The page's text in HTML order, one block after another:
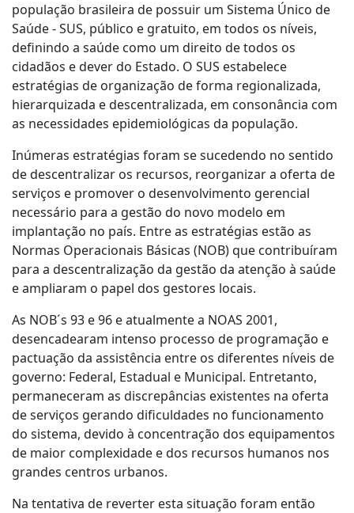
população brasileira de possuir um Sistema Único de
Saúde - SUS, público e gratuito, em todos os níveis,
definindo a saúde como um direito de todos os
cidadãos e dever do Estado. O SUS estabelece
estratégias de organização de forma regionalizada,
hierarquizada e descentralizada, em consonância com
as necessidades epidemiológicas da população.
Inúmeras estratégias foram se sucedendo no sentido
de descentralizar os recursos, reorganizar a oferta de
serviços e promover o desenvolvimento gerencial
necessário para a gestão do novo modelo em
implantação no país. Entre as estratégias estão as
Normas Operacionais Básicas (NOB) que contribuíram
para a descentralização da gestão da atenção à saúde
e ampliaram o papel dos gestores locais.
As NOB´s 93 e 96 e atualmente a NOAS 2001,
desencadearam intenso processo de programação e
pactuação da assistência entre os diferentes níveis de
governo: Federal, Estadual e Municipal. Entretanto,
permaneceram as discrepâncias existentes na oferta
de serviços gerando dificuldades no funcionamento
do sistema, devido à concentração dos equipamentos
de maior complexidade e dos recursos humanos nos
grandes centros urbanos.
Na tentativa de reverter esta situação foram então